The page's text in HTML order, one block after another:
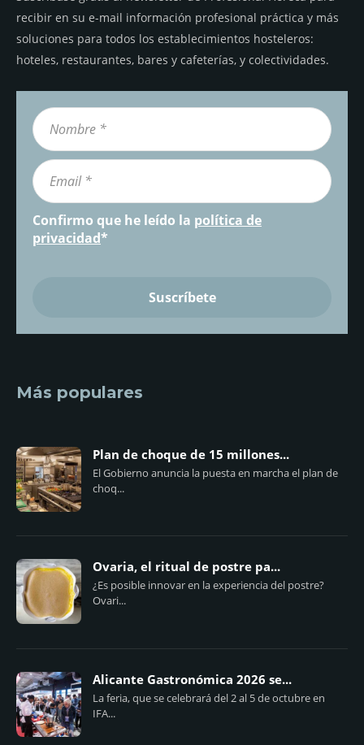
recibir en su e-mail información profesional práctica y más
soluciones para todos los establecimientos hosteleros:
hoteles, restaurantes, bares y cafeterías, y colectividades.
Confirmo que he leído la política de
privacidad*
Más populares
Plan de choque de 15 millones...
El Gobierno anuncia la puesta en marcha el plan de
choq...
Ovaria, el ritual de postre pa...
¿Es posible innovar en la experiencia del postre?
Ovari...
Alicante Gastronómica 2026 se...
La feria, que se celebrará del 2 al 5 de octubre en
IFA...